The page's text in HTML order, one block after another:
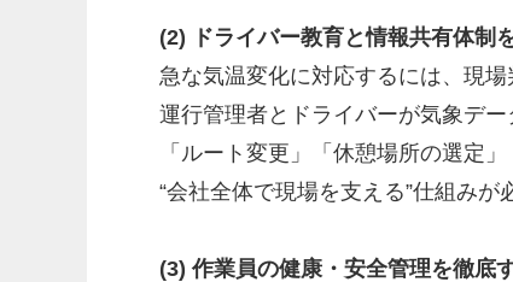
(2) ドライバー教育と情報共有体制
急な気温変化に対応するには、現場
運行管理者とドライバーが気象デー
「ルート変更」「休憩場所の選定
“会社全体で現場を支える”仕組みが
(3) 作業員の健康・安全管理を徹底